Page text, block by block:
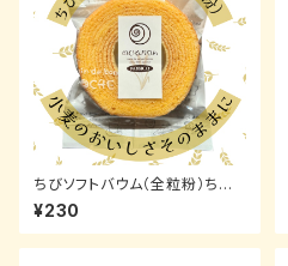
ちびソフトバウム（全粒粉）ちび
バウム人気No.2
¥230